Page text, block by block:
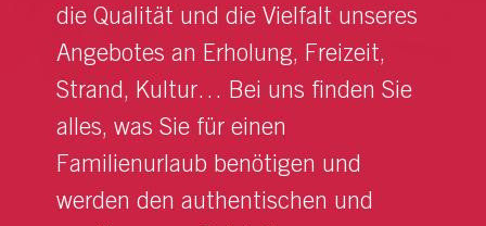
die Qualität und die Vielfalt unseres
Angebotes an Erholung, Freizeit,
Strand, Kultur… Bei uns finden Sie
alles, was Sie für einen
Familienurlaub benötigen und
werden den authentischen und